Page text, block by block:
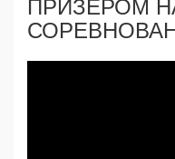
ПРИЗЁРОМ